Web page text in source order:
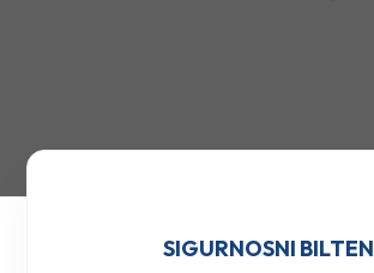
SIGURNOSNI BILTEN